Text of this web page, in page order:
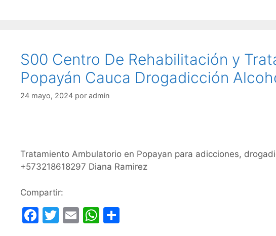
S00 Centro De Rehabilitación y
Popayán Cauca Drogadicción
24 mayo, 2024 por admin
Tratamiento Ambulatorio en Popayan para adicciones,
+573218618297 Diana Ramirez
Compartir:
F
T
E
W